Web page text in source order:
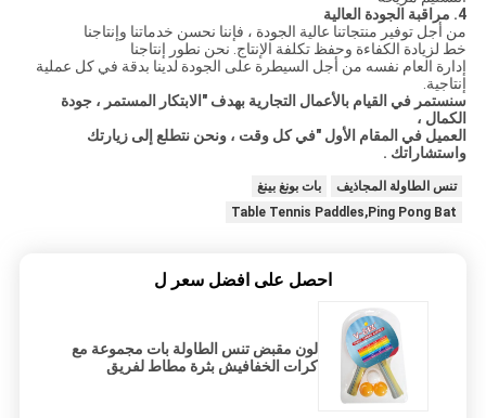
4. مراقبة الجودة العالية
من أجل توفير منتجاتنا عالية الجودة ، فإننا نحسن خدماتنا وإنتاجنا
خط لزيادة الكفاءة وحفظ تكلفة الإنتاج. نحن نطور إنتاجنا
إدارة العام نفسه من أجل السيطرة على الجودة لدينا بدقة في كل عملية
إنتاجية.
سنستمر في القيام بالأعمال التجارية بهدف "الابتكار المستمر ، جودة
الكمال ،
العميل في المقام الأول "في كل وقت ، ونحن نتطلع إلى زيارتك
واستشاراتك .
تنس الطاولة المجاذيف
بات بونغ بينغ
Table Tennis Paddles,Ping Pong Bat
احصل على افضل سعر ل
لون مقبض تنس الطاولة بات مجموعة مع
كرات الخفافيش بثرة مطاط لفريق